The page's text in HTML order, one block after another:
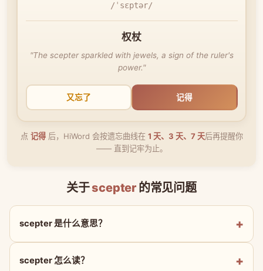
/ˈsɛptər/
权杖
"The scepter sparkled with jewels, a sign of the ruler's
power."
又忘了 记得
点 记得后，HiWord 会按遗忘曲线在 1 天、3 天、7 天后再提醒你
—— 直到记牢为止。
关于scepter 的常见问题
scepter 是什么意思？
scepter 怎么读？